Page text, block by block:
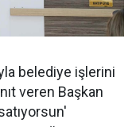
belediye işlerini
veren Başkan